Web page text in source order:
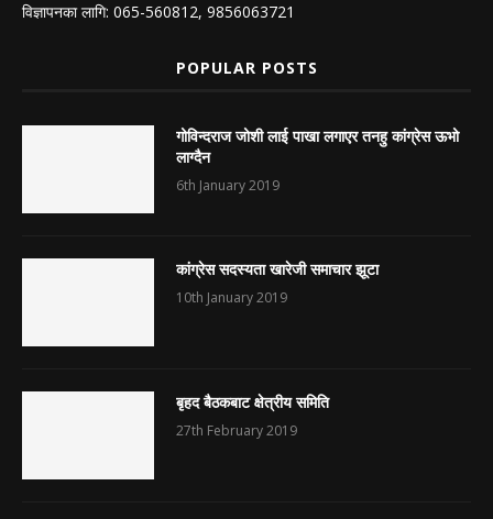
विज्ञापनका लागि: 065-560812, 9856063721
POPULAR POSTS
गोविन्दराज जोशी लाई पाखा लगाएर तनहु कांग्रेस ऊभो
लाग्दैन
6th January 2019
कांग्रेस सदस्यता खारेजी समाचार झूटा
10th January 2019
बृहद बैठकबाट क्षेत्रीय समिति
27th February 2019